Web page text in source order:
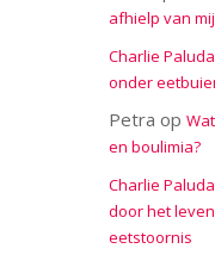
afhielp van
Charlie
onder
Petra op
en boulimia?
Charlie
door het
eetstoornis